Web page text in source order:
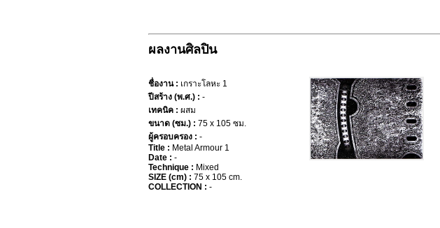
ผลงานศิลปิน
ชื่องาน : เกราะโลหะ 1
ปีสร้าง (พ.ศ.) : -
เทคนิค : ผสม
ขนาด (ซม.) : 75 x 105 ซม.
ผู้ครอบครอง : -
Title : Metal Armour 1
Date : -
Technique : Mixed
SIZE (cm) : 75 x 105 cm.
COLLECTION : -